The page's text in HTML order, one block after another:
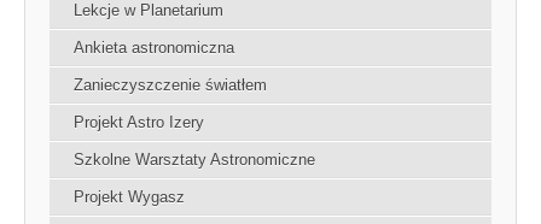
Lekcje w Planetarium
Ankieta astronomiczna
Zanieczyszczenie światłem
Projekt Astro Izery
Szkolne Warsztaty Astronomiczne
Projekt Wygasz